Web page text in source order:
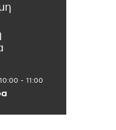
10:00 - 11:00